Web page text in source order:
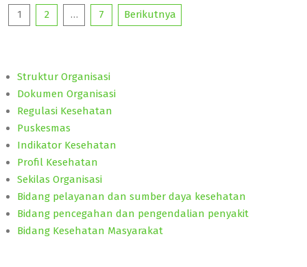
Paginasi
1 2 … 7 Berikutnya
Struktur Organisasi
Dokumen Organisasi
Regulasi Kesehatan
Puskesmas
Indikator Kesehatan
Profil Kesehatan
Sekilas Organisasi
Bidang pelayanan dan sumber daya kesehatan
Bidang pencegahan dan pengendalian penyakit
Bidang Kesehatan Masyarakat